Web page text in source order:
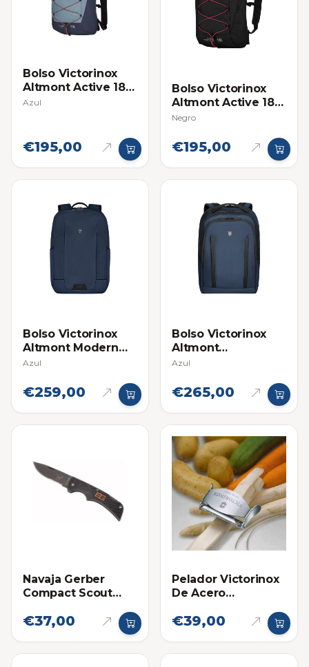
Bolso Victorinox
Altmont Active 18L
Compacto y Ligero
Azul
€195,00
Bolso Victorinox
Altmont Active 18L
Compacto y Ligero
Negro
€195,00
Bolso Victorinox
Altmont Modern
Compact Backpack
Azul
€259,00
Bolso Victorinox
Altmont
Professional
Azul
€265,00
Navaja Gerber
Compact Scout
Pequeña
€37,00
Pelador Victorinox
De Acero
Compacto
€39,00